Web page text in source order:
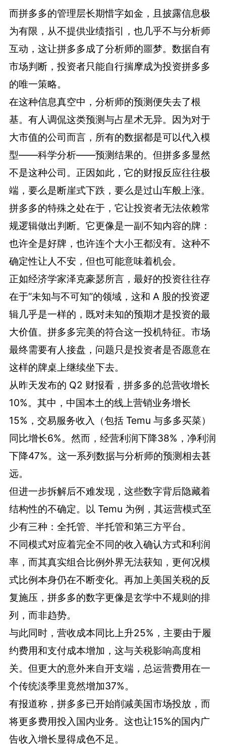
而拼多多的管理层长期惜字如金，且披露信息极
为有限，从不提供业绩指引，也几乎不与分析师
互动，这让拼多多成了分析师的噩梦。数据自有
市场判断，投资者只能自行揣摩成为投资拼多多
的唯一策略。
在这种信息真空中，分析师的预测便失去了根
基。有人调侃这类预测与占星术无异。因为对于
大市值的公司而言，所有的数据都是可以代入模
型——科学分析——预测结果的。但拼多多显然
不是这种公司。正因如此，它的财报反应往往极
端，要么是断崖式下跌，要么是过山车般上涨。
拼多多的特殊之处在于，它让投资者无法依赖常
规逻辑做出判断。它更像是一副不知内容的牌：
也许全是好牌，也许连个大小王都没有。这种不
确定性让人不安，但也可能意味着机会。
正如经济学家泽克豪瑟所言，最好的投资往往存
在于“未知与不可知”的领域，这和 A 股的投资逻
辑几乎是一样的，既对未知的预期才是投资的最
大价值。拼多多完美的符合这一投机特征。市场
最终需要有人接盘，问题只是投资者是否愿意在
这样的牌桌上继续坐下去。
从昨天发布的 Q2 财报看，拼多多的总营收增长
10%。其中，中国本土的线上营销业务增长
15%，交易服务收入（包括 Temu 与多多买菜）
同比增长6%。然而，经营利润下降38%，净利润
下降47%。这一系列数据与分析师的预测相去甚
远。
但进一步拆解后不难发现，这些数字背后隐藏着
结构性的不确定。以 Temu 为例，其运营模式至
少有三种：全托管、半托管和第三方平台。
不同模式对应着完全不同的收入确认方式和利润
率，而其真实组合比例外界无法获知，更何况模
式比例本身仍在不断变化。再加上美国关税的反
复施压，拼多多的数字更像是玄学中不规则的排
列，而非趋势。
与此同时，营收成本同比上升25%，主要由于履
约费用和支付成本增加，这与关税影响高度相
关。但更大的意外来自开支端，总运营费用在一
个传统淡季里竟然增加37%。
有报道称，拼多多已开始削减美国市场投放，而
将更多费用投入国内业务。这也让15%的国内广
告收入增长显得成色不足。